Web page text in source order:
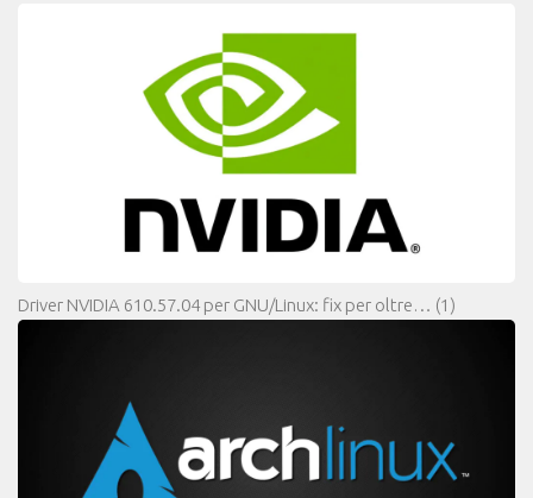
Driver NVIDIA 610.57.04 per GNU/Linux: fix per oltre… (1)